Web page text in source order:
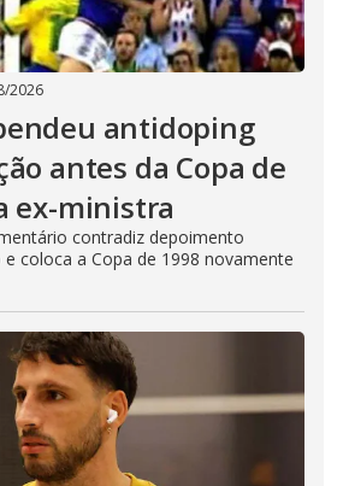
2026
antidoping
antes da Copa de
ex-ministra
contradiz depoimento
coloca a Copa de 1998 novamente